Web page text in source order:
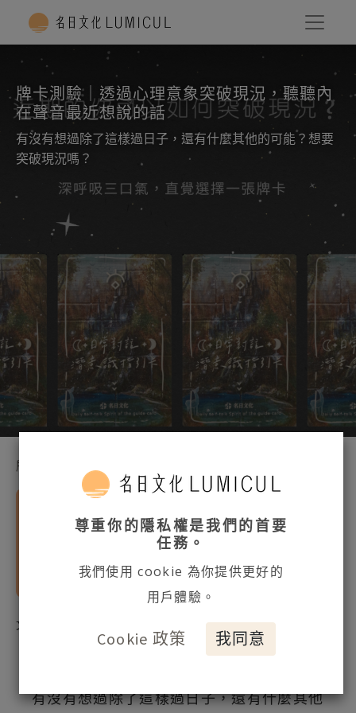
牌卡測驗｜透過心理意象突破現況，聽聽內
在聲音最近想說的話
有沒有想過除了這樣過日子，還有什麼其他的可能？想要
突破現況嗎？
所有網誌
會感受到的訊號。將生活中發生的所有事情、
遇見的人事物視為映照自己的鏡子，了解自
己，並且傾聽內在最真實的聲音。
文章授權：名日文化 ／文： 生活探索家凡緹絲
有沒有想過除了這樣過日子，還有什麼其他
尊重你的隱私權是我們的首要
任務。
我們使用 cookie 為你提供更好的
用戶體驗。
Cookie 政策 我同意